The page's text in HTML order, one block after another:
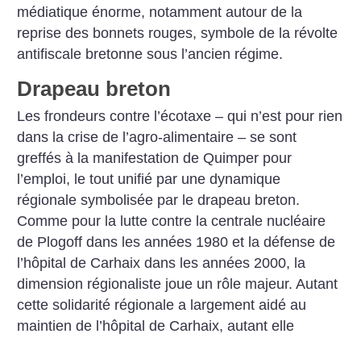
médiatique énorme, notamment autour de la
reprise des bonnets rouges, symbole de la révolte
antifiscale bretonne sous l’ancien régime.
Drapeau breton
Les frondeurs contre l’écotaxe – qui n’est pour rien
dans la crise de l’agro-alimentaire – se sont
greffés à la manifestation de Quimper pour
l’emploi, le tout unifié par une dynamique
régionale symbolisée par le drapeau breton.
Comme pour la lutte contre la centrale nucléaire
de Plogoff dans les années 1980 et la défense de
l’hôpital de Carhaix dans les années 2000, la
dimension régionaliste joue un rôle majeur. Autant
cette solidarité régionale a largement aidé au
maintien de l’hôpital de Carhaix, autant elle